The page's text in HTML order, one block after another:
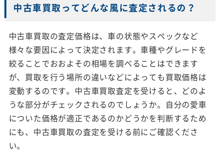
中古車買取ってどんな風に査定されるの？
中古車買取の査定価格は、車の状態やスペックなど
様々な要因によって決定されます。車種やグレードを
絞ることでおおよその相場を調べることはできます
が、買取を行う場所の違いなどによっても買取価格は
変動するのです。中古車買取査定を受けると、どのよ
うな部分がチェックされるのでしょうか。自分の愛車
についた価格が適正であるのかどうかを判断するため
にも、中古車買取の査定を受ける前にご確認くださ
い。